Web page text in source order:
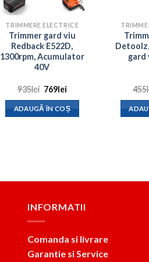
TRIMMERE ELECTRICE
Trimmer gard viu
Redback E522D,
1300rpm, Acumulator
40V
935lei Prețul
a
fost:
769leiPrețul
este:
769lei.
ADAUGĂ ÎN COȘ
gard
455
INFORMATII
Comanda si livrare
Garantie si Service